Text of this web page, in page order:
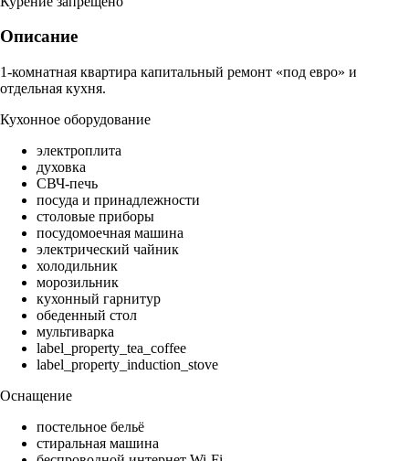
Описание
1-комнатная квартира капитальный ремонт «под евро» и
отдельная кухня.
Кухонное оборудование
электроплита
духовка
СВЧ-печь
посуда и принадлежности
столовые приборы
посудомоечная машина
электрический чайник
холодильник
морозильник
кухонный гарнитур
обеденный стол
мультиварка
label_property_tea_coffee
label_property_induction_stove
Оснащение
постельное бельё
стиральная машина